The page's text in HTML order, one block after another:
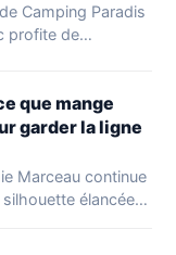
Camping Paradis
profite de
que mange
garder la ligne
Marceau continue
élancée